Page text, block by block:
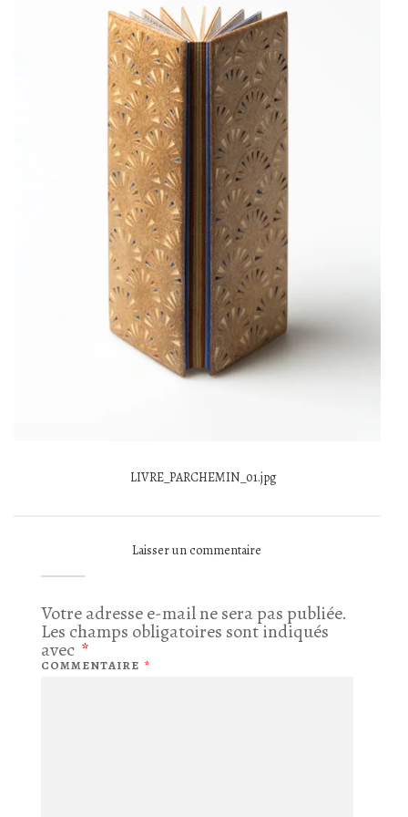
LIVRE_PARCHEMIN_01.jpg
Laisser un commentaire
Votre adresse e-mail ne sera pas publiée.
Les champs obligatoires sont indiqués
avec *
COMMENTAIRE *